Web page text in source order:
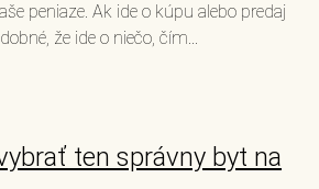
peniaze. Ak ide o kúpu alebo predaj
že ide o niečo, čím...
ten správny byt na